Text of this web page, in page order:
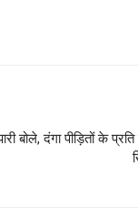
बोले, दंगा पीड़ितों के